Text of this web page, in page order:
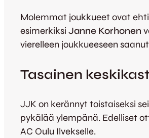
Molemmat joukkueet ovat
esimerkiksi Janne Korhonen
vierelleen joukkueeseen
Tasainen
JJK on kerännyt toistaiseksi
pykälää ylempänä. Edelliset
AC Oulu Ilvekselle.